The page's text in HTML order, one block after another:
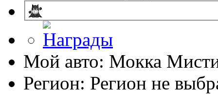
Мой авто: Мокка
Регион: Регион не